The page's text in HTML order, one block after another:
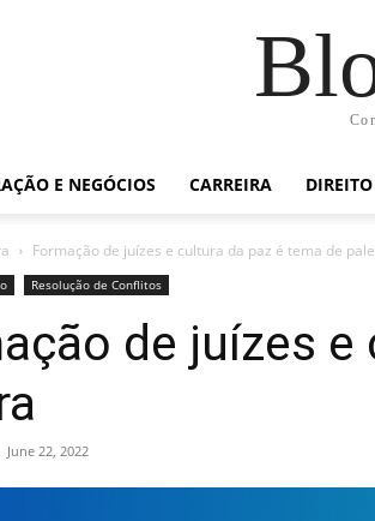
E NEGÓCIOS CARREIRA DIREITO
Formação de juízes e cultura da paz é tema de
Resolução de Conflitos
de juízes
June 22, 2022